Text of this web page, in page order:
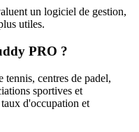
un logiciel de gestion,
utiles.
PRO ?
centres de padel,
sportives et
d'occupation et